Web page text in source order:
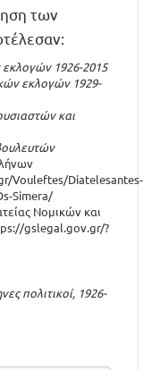
των
εκλογών 1926-2015
εκλογών 1929-
και
Vouleftes/Diatelesantes-
Simera/
Νομικών και
gslegal.gov.gr/?
πολιτικοί, 1926-